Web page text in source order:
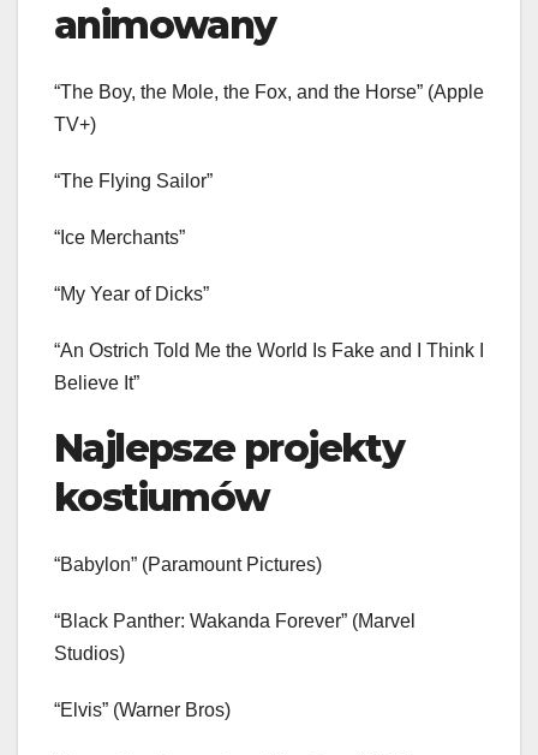
animowany
“The Boy, the Mole, the Fox, and the Horse” (Apple
TV+)
“The Flying Sailor”
“Ice Merchants”
“My Year of Dicks”
“An Ostrich Told Me the World Is Fake and I Think I
Believe It”
Najlepsze projekty
kostiumów
“Babylon” (Paramount Pictures)
“Black Panther: Wakanda Forever” (Marvel
Studios)
“Elvis” (Warner Bros)